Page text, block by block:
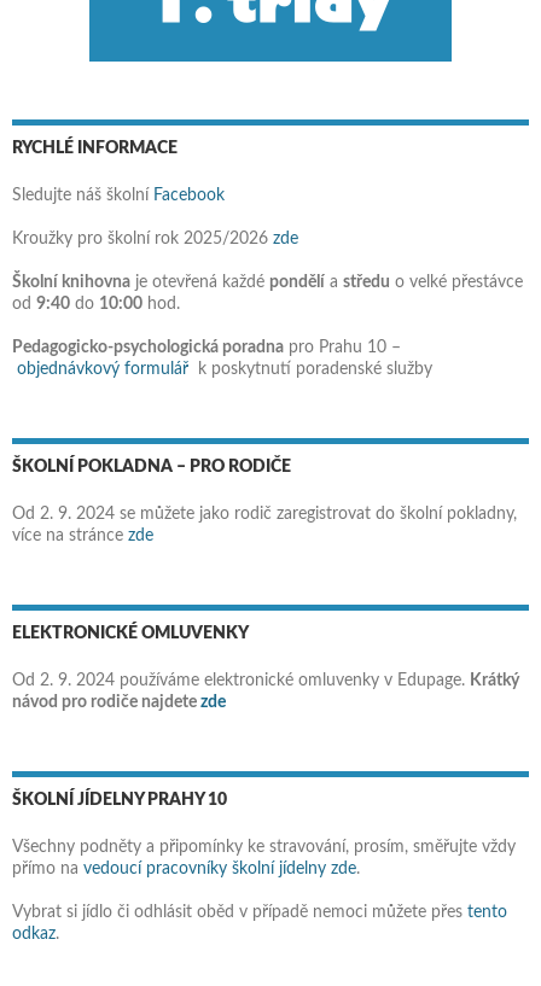
RYCHLÉ INFORMACE
Sledujte náš školní Facebook
Kroužky pro školní rok 2025/2026 zde
Školní knihovna je otevřená každé pondělí a středu o velké přestávce
od 9:40 do 10:00 hod.
Pedagogicko-psychologická poradna pro Prahu 10 –
objednávkový formulář k poskytnutí poradenské služby
ŠKOLNÍ POKLADNA – PRO RODIČE
Od 2. 9. 2024 se můžete jako rodič zaregistrovat do školní pokladny,
více na stránce zde
ELEKTRONICKÉ OMLUVENKY
Od 2. 9. 2024 používáme elektronické omluvenky v Edupage. Krátký
návod pro rodiče najdete zde
ŠKOLNÍ JÍDELNY PRAHY 10
Všechny podněty a připomínky ke stravování, prosím, směřujte vždy
přímo na vedoucí pracovníky školní jídelny zde.
Vybrat si jídlo či odhlásit oběd v případě nemoci můžete přes tento
odkaz.